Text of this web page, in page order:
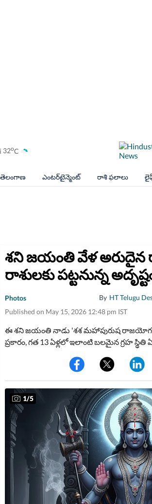
32oC
తెలంగాణ ఎంటర్‌టైన్మెంట్ రాశి ఫలాలు
శని జయంతి వేళ
రాశులకు పట్టనున్న
Photos By HT Telugu
Published on May 15, 2026 12:48 pm IST
ఈ శని జయంతి నాడు 'శశ మహాపురుష రాజయోగం'
ప్రకారం, గత 13 ఏళ్లలో ఇలాంటి బలమైన గ్రహ
1/5